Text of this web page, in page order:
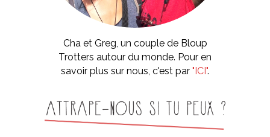
Cha et Greg, un couple de Bloup
Trotters autour du monde. Pour en
savoir plus sur nous, c'est par "ICI".